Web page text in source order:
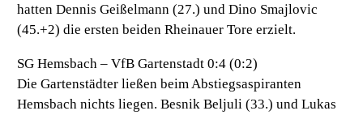
hatten Dennis Geißelmann (27.) und Dino Smajlovic
(45.+2) die ersten beiden Rheinauer Tore erzielt.
SG Hemsbach – VfB Gartenstadt 0:4 (0:2)
Die Gartenstädter ließen beim Abstiegsaspiranten
Hemsbach nichts liegen. Besnik Beljuli (33.) und Lukas